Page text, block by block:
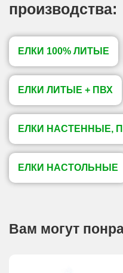
производства:
ЕЛКИ 100% ЛИТЫЕ
ЕЛКИ ЛИТЫЕ + ПВХ
ЕЛКИ НАСТЕННЫЕ,
ЕЛКИ НАСТОЛЬНЫЕ
Вам могут